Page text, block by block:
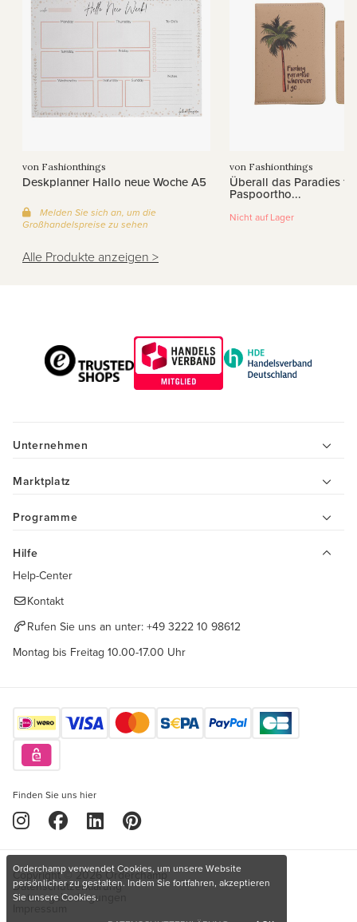
von Fashionthings
Deskplanner Hallo neue Woche A5
Melden Sie sich an, um die
Großhandelspreise zu sehen
von Fashionthings
Überall das Paradies
Paspoortho...
Nicht auf Lager
Alle Produkte anzeigen >
Unternehmen
Marktplatz
Programme
Hilfe
Help-Center
Kontakt
Rufen Sie uns an unter: +49 3222 10 98612
Montag bis Freitag 10.00-17.00 Uhr
Finden Sie uns hier
Copyright © 2026 Orderchamp
Datenschutzerklärung
Nutzungsbedingungen
Orderchamp verwendet Cookies, um unsere Website
persönlicher zu gestalten. Indem Sie fortfahren, akzeptieren
Sie unsere Cookies.